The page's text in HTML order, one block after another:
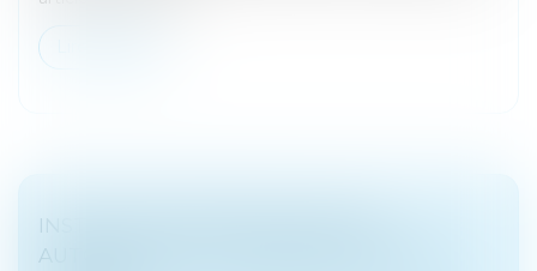
INSTRUCTION EN FAMILLE SANS
AUTORISATION : CONDAMNATION DES